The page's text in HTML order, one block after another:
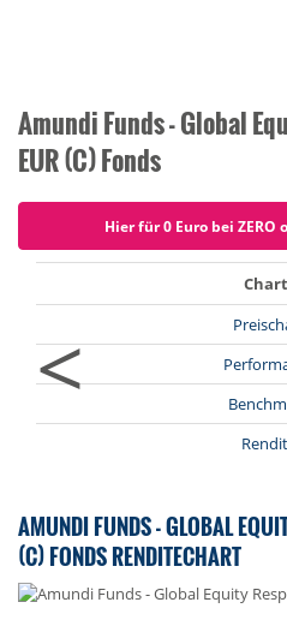
Amundi Funds - Global
EUR (C) Fonds
Hier für 0 Euro bei ZERO
<
AMUNDI FUNDS - GLOBAL
(C) FONDS RENDITECHART